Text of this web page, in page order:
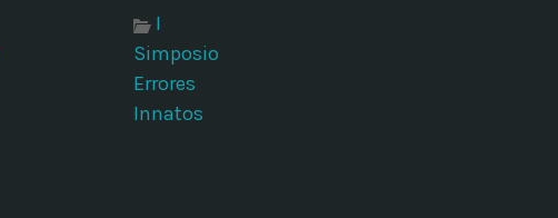
I
Simposio
Errores
Innatos